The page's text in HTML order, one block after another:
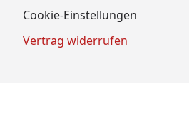
Cookie-Einstellungen
Vertrag widerrufen